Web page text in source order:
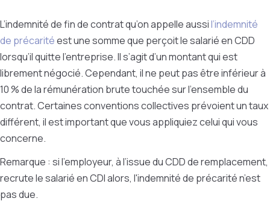
L’indemnité de fin de contrat qu’on appelle aussil’indemnité
de précaritéest une somme que perçoit le salarié en CDD
lorsqu’il quitte l’entreprise. Il s’agit d’un montant qui est
librement négocié. Cependant, il ne peut pas être inférieur à
10 % de la rémunération brute touchée sur l’ensemble du
contrat. Certaines conventions collectives prévoient un taux
différent, il est important que vous appliquiez celui qui vous
concerne.
Remarque : si l’employeur, à l’issue du CDD de remplacement,
recrute le salarié en CDI alors, l'indemnité de précarité n’est
pas due.